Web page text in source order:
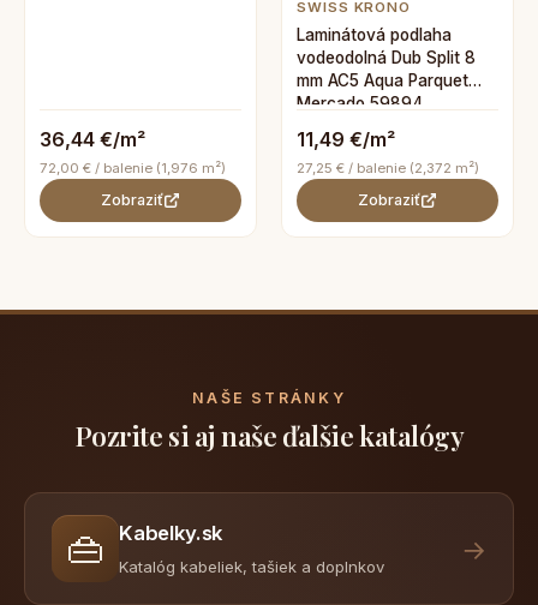
36,44 €/m²
72,00 € / balenie (1,976 m²)
Zobraziť
SWISS KRONO
Laminátová podlaha
vodeodolná Dub Split 8
mm AC5 Aqua Parquet
Mercado 59894
11,49 €/m²
27,25 € / balenie (2,372 m²)
Zobraziť
NAŠE STRÁNKY
Pozrite si aj naše ďalšie katalógy
👜 Kabelky.sk
Katalóg kabeliek, tašiek a doplnkov
→